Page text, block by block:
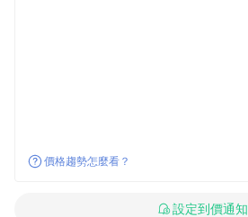
價格趨勢怎麼看？
設定到價通知